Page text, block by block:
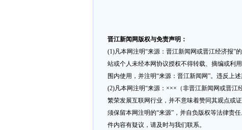
晋江新闻网版权与免责声明：
(1)凡本网注明“来源：晋江新闻网或晋江经济报”
站或个人未经本网协议授权不得转载、摘编或利
围内使用，并注明“来源：晋江新闻网”。违反上
(2)凡本网注明“来源：×××（非晋江新闻网或晋江
繁荣发展互联网行业，并不意味着赞同其观点或
须保留本网注明的“来源”，并自负版权等法律责
件内容有疑议，请及时与我们联系。